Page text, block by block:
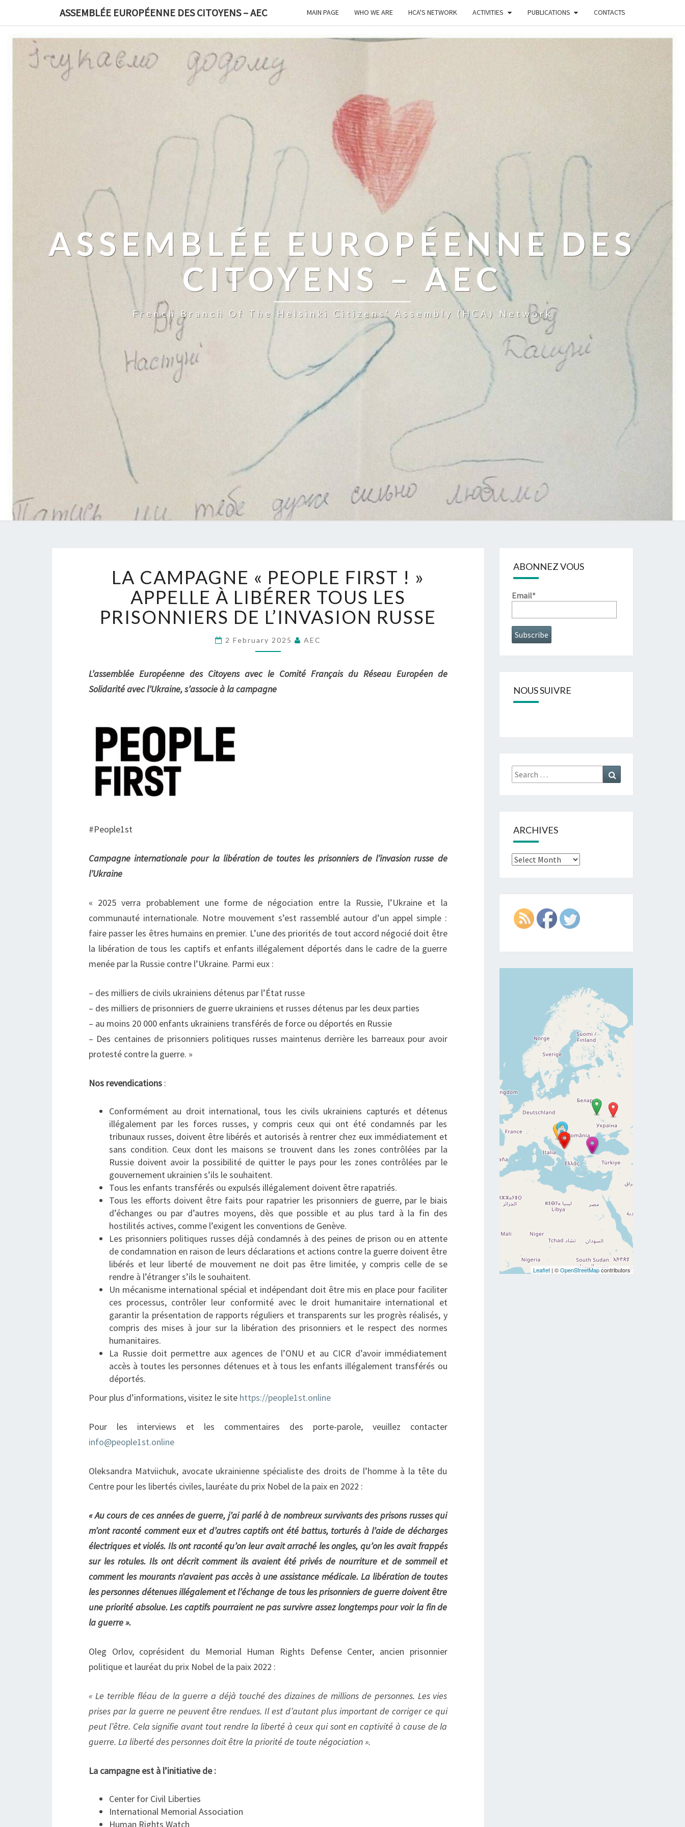
ASSEMBLÉE EUROPÉENNE DES CITOYENS – AEC MAIN PAGE WHO WE ARE HCA'S NETWORK ACTIVITIES PUBLICATIONS CONTACTS
ASSEMBLÉE EUROPÉENNE DES
CITOYENS – AEC
French Branch Of The Helsinki Citizens' Assembly (HCA) Network
A
C
A
M
P
A
G
E
«
!
P
P
E
L
L
I
B
É
U
S
L
E
S
P
R
I
S
O
N
N
I
R
S
D
E
’
I
V
A
I
R
U
E
LA CAMPAGNE « PEOPLE FIRST ! »
APPELLE À LIBÉRER TOUS LES
PRISONNIERS DE L’INVASION RUSSE
2 February 2025 AEC
L’assemblée Européenne des Citoyens avec le Comité Français du Réseau Européen de
Solidarité avec l’Ukraine, s’associe à la campagne
#People1st
Campagne internationale pour la libération de toutes les prisonniers de l’invasion russe de
l’Ukraine
« 2025 verra probablement une forme de négociation entre la Russie, l’Ukraine et la
communauté internationale. Notre mouvement s’est rassemblé autour d’un appel simple :
faire passer les êtres humains en premier. L’une des priorités de tout accord négocié doit être
la libération de tous les captifs et enfants illégalement déportés dans le cadre de la guerre
menée par la Russie contre l’Ukraine. Parmi eux :
– des milliers de civils ukrainiens détenus par l’État russe
– des milliers de prisonniers de guerre ukrainiens et russes détenus par les deux parties
– au moins 20 000 enfants ukrainiens transférés de force ou déportés en Russie
– Des centaines de prisonniers politiques russes maintenus derrière les barreaux pour avoir
protesté contre la guerre. »
Nos revendications :
Conformément au droit international, tous les civils ukrainiens capturés et détenus
illégalement par les forces russes, y compris ceux qui ont été condamnés par les
tribunaux russes, doivent être libérés et autorisés à rentrer chez eux immédiatement et
sans condition. Ceux dont les maisons se trouvent dans les zones contrôlées par la
Russie doivent avoir la possibilité de quitter le pays pour les zones contrôlées par le
gouvernement ukrainien s’ils le souhaitent.
Tous les enfants transférés ou expulsés illégalement doivent être rapatriés.
Tous les efforts doivent être faits pour rapatrier les prisonniers de guerre, par le biais
d’échanges ou par d’autres moyens, dès que possible et au plus tard à la fin des
hostilités actives, comme l’exigent les conventions de Genève.
Les prisonniers politiques russes déjà condamnés à des peines de prison ou en attente
de condamnation en raison de leurs déclarations et actions contre la guerre doivent être
libérés et leur liberté de mouvement ne doit pas être limitée, y compris celle de se
rendre à l’étranger s’ils le souhaitent.
Un mécanisme international spécial et indépendant doit être mis en place pour faciliter
ces processus, contrôler leur conformité avec le droit humanitaire international et
garantir la présentation de rapports réguliers et transparents sur les progrès réalisés, y
compris des mises à jour sur la libération des prisonniers et le respect des normes
humanitaires.
La Russie doit permettre aux agences de l’ONU et au CICR d’avoir immédiatement
accès à toutes les personnes détenues et à tous les enfants illégalement transférés ou
déportés.
Pour plus d’informations, visitez le site https://people1st.online
Pour les interviews et les commentaires des porte-parole, veuillez contacter
info@people1st.online
Oleksandra Matviichuk, avocate ukrainienne spécialiste des droits de l’homme à la tête du
Centre pour les libertés civiles, lauréate du prix Nobel de la paix en 2022 :
« Au cours de ces années de guerre, j’ai parlé à de nombreux survivants des prisons russes qui
m’ont raconté comment eux et d’autres captifs ont été battus, torturés à l’aide de décharges
électriques et violés. Ils ont raconté qu’on leur avait arraché les ongles, qu’on les avait frappés
sur les rotules. Ils ont décrit comment ils avaient été privés de nourriture et de sommeil et
comment les mourants n’avaient pas accès à une assistance médicale. La libération de toutes
les personnes détenues illégalement et l’échange de tous les prisonniers de guerre doivent être
une priorité absolue. Les captifs pourraient ne pas survivre assez longtemps pour voir la fin de
la guerre ».
Oleg Orlov, coprésident du Memorial Human Rights Defense Center, ancien prisonnier
politique et lauréat du prix Nobel de la paix 2022 :
« Le terrible fléau de la guerre a déjà touché des dizaines de millions de personnes. Les vies
prises par la guerre ne peuvent être rendues. Il est d’autant plus important de corriger ce qui
peut l’être. Cela signifie avant tout rendre la liberté à ceux qui sont en captivité à cause de la
guerre. La liberté des personnes doit être la priorité de toute négociation ».
La campagne est à l’initiative de :
Center for Civil Liberties
International Memorial Association
Human Rights Watch
ABONNEZ VOUS
Email*
NOUS SUIVRE
Search
for:
ARCHIVES
Archives
Leaflet | ©OpenStreetMapcontributors